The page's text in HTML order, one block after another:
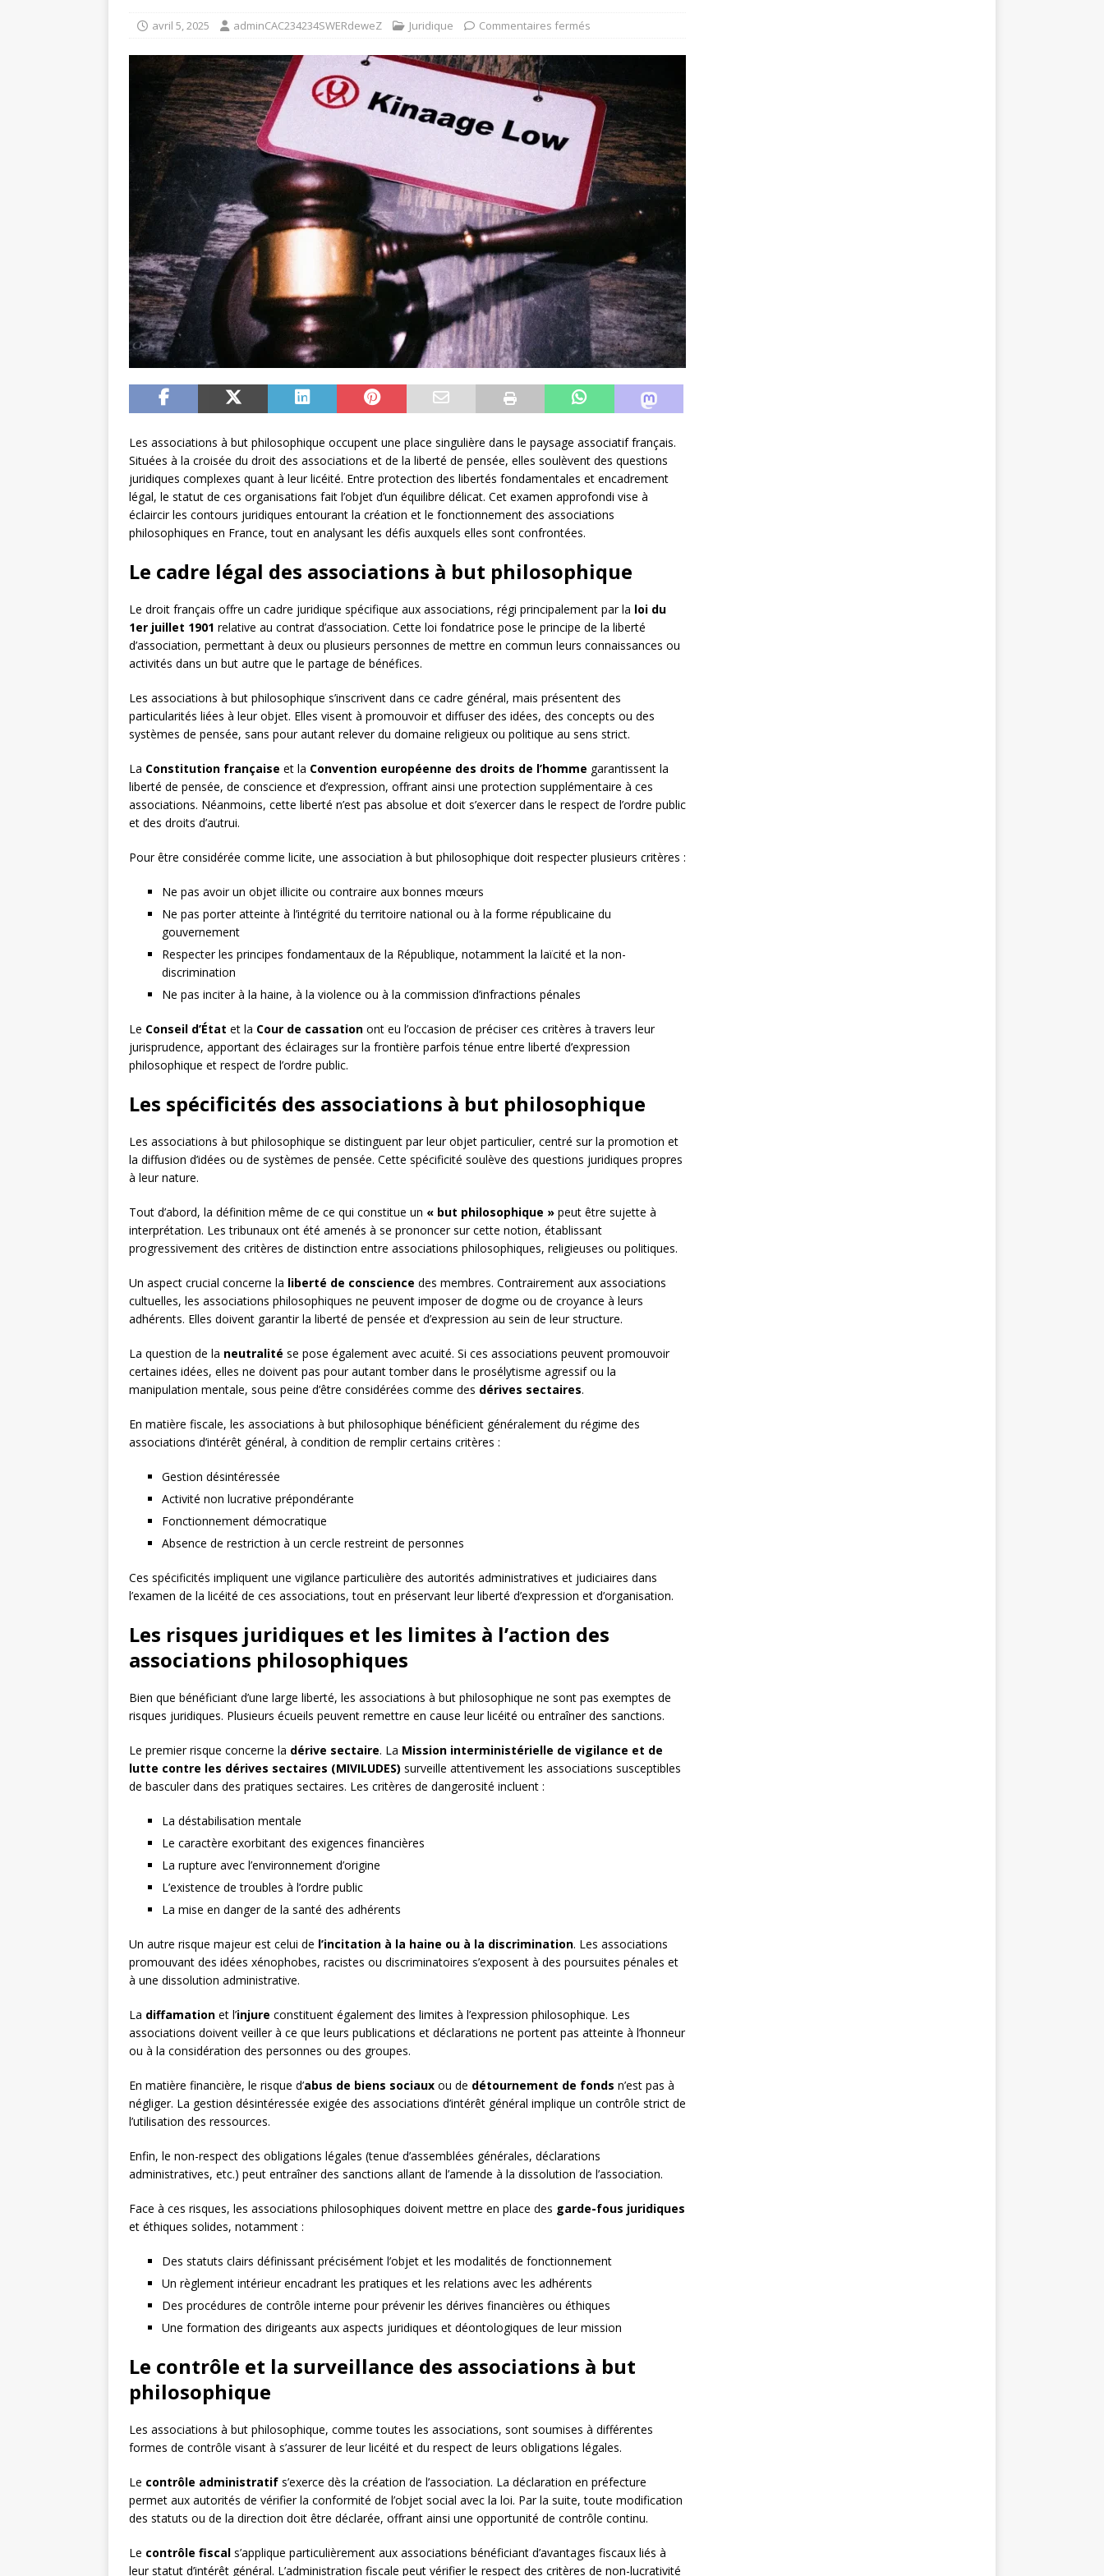
avril 5, 2025 adminCAC234234SWERdeweZ Juridique Commentaires fermés
Les associations à but philosophique occupent une place singulière dans le paysage associatif français.
Situées à la croisée du droit des associations et de la liberté de pensée, elles soulèvent des questions
juridiques complexes quant à leur licéité. Entre protection des libertés fondamentales et encadrement
légal, le statut de ces organisations fait l’objet d’un équilibre délicat. Cet examen approfondi vise à
éclaircir les contours juridiques entourant la création et le fonctionnement des associations
philosophiques en France, tout en analysant les défis auxquels elles sont confrontées.
Le cadre légal des associations à but philosophique
Le droit français offre un cadre juridique spécifique aux associations, régi principalement par la loi du
1er juillet 1901 relative au contrat d’association. Cette loi fondatrice pose le principe de la liberté
d’association, permettant à deux ou plusieurs personnes de mettre en commun leurs connaissances ou
activités dans un but autre que le partage de bénéfices.
Les associations à but philosophique s’inscrivent dans ce cadre général, mais présentent des
particularités liées à leur objet. Elles visent à promouvoir et diffuser des idées, des concepts ou des
systèmes de pensée, sans pour autant relever du domaine religieux ou politique au sens strict.
La Constitution française et la Convention européenne des droits de l’homme garantissent la
liberté de pensée, de conscience et d’expression, offrant ainsi une protection supplémentaire à ces
associations. Néanmoins, cette liberté n’est pas absolue et doit s’exercer dans le respect de l’ordre public
et des droits d’autrui.
Pour être considérée comme licite, une association à but philosophique doit respecter plusieurs critères :
Ne pas avoir un objet illicite ou contraire aux bonnes mœurs
Ne pas porter atteinte à l’intégrité du territoire national ou à la forme républicaine du
gouvernement
Respecter les principes fondamentaux de la République, notamment la laïcité et la non-
discrimination
Ne pas inciter à la haine, à la violence ou à la commission d’infractions pénales
Le Conseil d’État et la Cour de cassation ont eu l’occasion de préciser ces critères à travers leur
jurisprudence, apportant des éclairages sur la frontière parfois ténue entre liberté d’expression
philosophique et respect de l’ordre public.
Les spécificités des associations à but philosophique
Les associations à but philosophique se distinguent par leur objet particulier, centré sur la promotion et
la diffusion d’idées ou de systèmes de pensée. Cette spécificité soulève des questions juridiques propres
à leur nature.
Tout d’abord, la définition même de ce qui constitue un « but philosophique » peut être sujette à
interprétation. Les tribunaux ont été amenés à se prononcer sur cette notion, établissant
progressivement des critères de distinction entre associations philosophiques, religieuses ou politiques.
Un aspect crucial concerne la liberté de conscience des membres. Contrairement aux associations
cultuelles, les associations philosophiques ne peuvent imposer de dogme ou de croyance à leurs
adhérents. Elles doivent garantir la liberté de pensée et d’expression au sein de leur structure.
La question de la neutralité se pose également avec acuité. Si ces associations peuvent promouvoir
certaines idées, elles ne doivent pas pour autant tomber dans le prosélytisme agressif ou la
manipulation mentale, sous peine d’être considérées comme des dérives sectaires.
En matière fiscale, les associations à but philosophique bénéficient généralement du régime des
associations d’intérêt général, à condition de remplir certains critères :
Gestion désintéressée
Activité non lucrative prépondérante
Fonctionnement démocratique
Absence de restriction à un cercle restreint de personnes
Ces spécificités impliquent une vigilance particulière des autorités administratives et judiciaires dans
l’examen de la licéité de ces associations, tout en préservant leur liberté d’expression et d’organisation.
Les risques juridiques et les limites à l’action des
associations philosophiques
Bien que bénéficiant d’une large liberté, les associations à but philosophique ne sont pas exemptes de
risques juridiques. Plusieurs écueils peuvent remettre en cause leur licéité ou entraîner des sanctions.
Le premier risque concerne la dérive sectaire. La Mission interministérielle de vigilance et de
lutte contre les dérives sectaires (MIVILUDES) surveille attentivement les associations susceptibles
de basculer dans des pratiques sectaires. Les critères de dangerosité incluent :
La déstabilisation mentale
Le caractère exorbitant des exigences financières
La rupture avec l’environnement d’origine
L’existence de troubles à l’ordre public
La mise en danger de la santé des adhérents
Un autre risque majeur est celui de l’incitation à la haine ou à la discrimination. Les associations
promouvant des idées xénophobes, racistes ou discriminatoires s’exposent à des poursuites pénales et
à une dissolution administrative.
La diffamation et l’injure constituent également des limites à l’expression philosophique. Les
associations doivent veiller à ce que leurs publications et déclarations ne portent pas atteinte à l’honneur
ou à la considération des personnes ou des groupes.
En matière financière, le risque d’abus de biens sociaux ou de détournement de fonds n’est pas à
négliger. La gestion désintéressée exigée des associations d’intérêt général implique un contrôle strict de
l’utilisation des ressources.
Enfin, le non-respect des obligations légales (tenue d’assemblées générales, déclarations
administratives, etc.) peut entraîner des sanctions allant de l’amende à la dissolution de l’association.
Face à ces risques, les associations philosophiques doivent mettre en place des garde-fous juridiques
et éthiques solides, notamment :
Des statuts clairs définissant précisément l’objet et les modalités de fonctionnement
Un règlement intérieur encadrant les pratiques et les relations avec les adhérents
Des procédures de contrôle interne pour prévenir les dérives financières ou éthiques
Une formation des dirigeants aux aspects juridiques et déontologiques de leur mission
Le contrôle et la surveillance des associations à but
philosophique
Les associations à but philosophique, comme toutes les associations, sont soumises à différentes
formes de contrôle visant à s’assurer de leur licéité et du respect de leurs obligations légales.
Le contrôle administratif s’exerce dès la création de l’association. La déclaration en préfecture
permet aux autorités de vérifier la conformité de l’objet social avec la loi. Par la suite, toute modification
des statuts ou de la direction doit être déclarée, offrant ainsi une opportunité de contrôle continu.
Le contrôle fiscal s’applique particulièrement aux associations bénéficiant d’avantages fiscaux liés à
leur statut d’intérêt général. L’administration fiscale peut vérifier le respect des critères de non-lucrativité